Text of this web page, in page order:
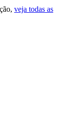
veja todas as